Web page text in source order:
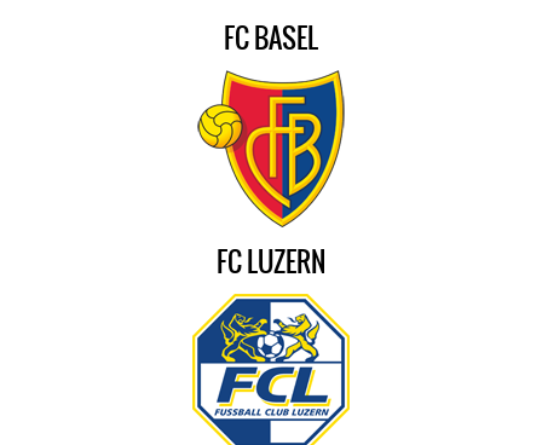
FC BASEL
FC LUZERN